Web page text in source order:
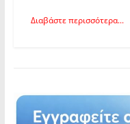
Διαβάστε περισσότερα...